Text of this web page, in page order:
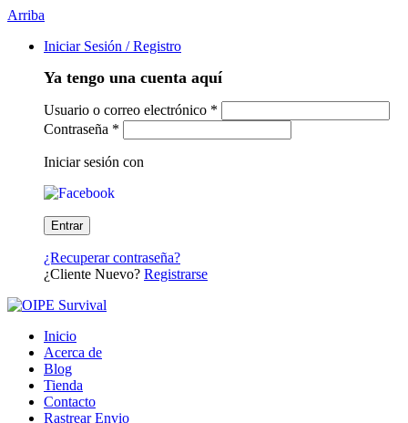
Arriba
Iniciar Sesión / Registro
Ya tengo una cuenta aquí
Usuario o correo electrónico *
Contraseña *
Iniciar sesión con
¿Recuperar contraseña?
¿Cliente Nuevo? Registrarse
Inicio
Acerca de
Blog
Tienda
Contacto
Rastrear Envio